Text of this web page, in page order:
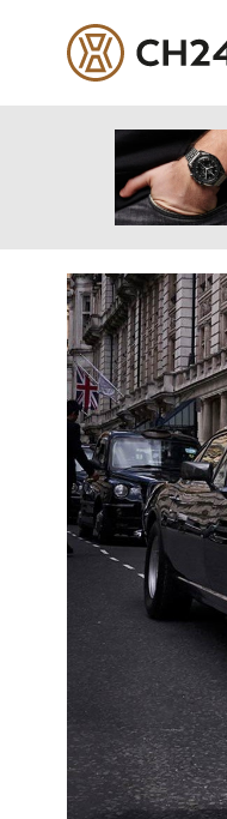
content